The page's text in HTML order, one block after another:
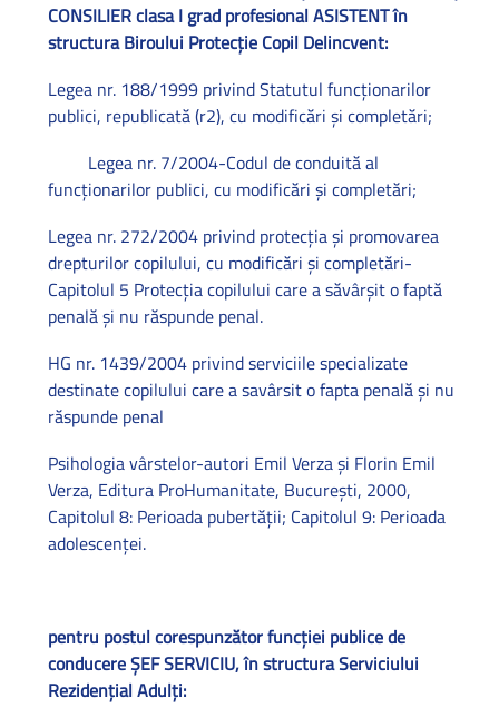
CONSILIER clasa I grad profesional ASISTENT în
structura Biroului Protecţie Copil Delincvent:
Legea nr. 188/1999 privind Statutul funcţionarilor
publici, republicată (r2), cu modificări şi completări;
Legea nr. 7/2004-Codul de conduită al
funcţionarilor publici, cu modificări şi completări;
Legea nr. 272/2004 privind protecţia şi promovarea
drepturilor copilului, cu modificări şi completări-
Capitolul 5 Protecţia copilului care a săvârşit o faptă
penală şi nu răspunde penal.
HG nr. 1439/2004 privind serviciile specializate
destinate copilului care a savârsit o fapta penală şi nu
răspunde penal
Psihologia vârstelor-autori Emil Verza şi Florin Emil
Verza, Editura ProHumanitate, Bucureşti, 2000,
Capitolul 8: Perioada pubertăţii; Capitolul 9: Perioada
adolescenţei.
pentru postul corespunzător funcţiei publice de
conducere ŞEF SERVICIU, în structura Serviciului
Rezidenţial Adulţi: